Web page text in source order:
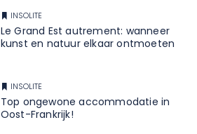
INSOLITE
Le Grand Est autrement: wanneer
kunst en natuur elkaar ontmoeten
INSOLITE
Top ongewone accommodatie in
Oost-Frankrijk!